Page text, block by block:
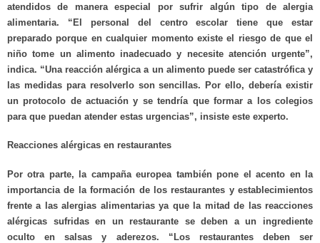
atendidos de manera especial por sufrir algún tipo de alergia
alimentaria. “El personal del centro escolar tiene que estar
preparado porque en cualquier momento existe el riesgo de que el
niño tome un alimento inadecuado y necesite atención urgente”,
indica. “Una reacción alérgica a un alimento puede ser catastrófica y
las medidas para resolverlo son sencillas. Por ello, debería existir
un protocolo de actuación y se tendría que formar a los colegios
para que puedan atender estas urgencias”, insiste este experto.
Reacciones alérgicas en restaurantes
Por otra parte, la campaña europea también pone el acento en la
importancia de la formación de los restaurantes y establecimientos
frente a las alergias alimentarias ya que la mitad de las reacciones
alérgicas sufridas en un restaurante se deben a un ingrediente
oculto en salsas y aderezos. “Los restaurantes deben ser